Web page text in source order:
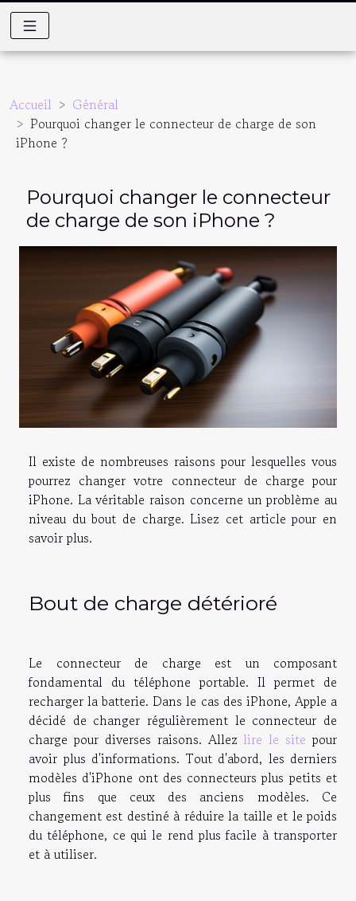
Accueil
Général
Pourquoi changer le connecteur de charge de son
iPhone ?
Pourquoi changer le connecteur
de charge de son iPhone ?
Il existe de nombreuses raisons pour lesquelles vous
pourrez changer votre connecteur de charge pour
iPhone. La véritable raison concerne un problème au
niveau du bout de charge. Lisez cet article pour en
savoir plus.
Bout de charge détérioré
Le connecteur de charge est un composant
fondamental du téléphone portable. Il permet de
recharger la batterie. Dans le cas des iPhone, Apple a
décidé de changer régulièrement le connecteur de
charge pour diverses raisons. Allez lire le site pour
avoir plus d'informations. Tout d'abord, les derniers
modèles d'iPhone ont des connecteurs plus petits et
plus fins que ceux des anciens modèles. Ce
changement est destiné à réduire la taille et le poids
du téléphone, ce qui le rend plus facile à transporter
et à utiliser.